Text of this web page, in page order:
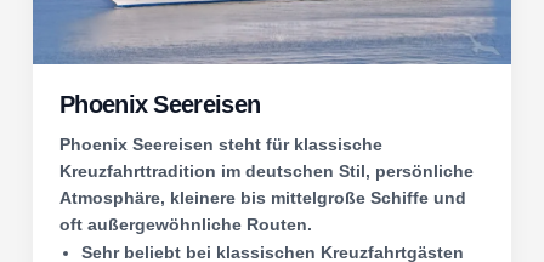
Phoenix Seereisen
Phoenix Seereisen steht für klassische
Kreuzfahrttradition im deutschen Stil, persönliche
Atmosphäre, kleinere bis mittelgroße Schiffe und
oft außergewöhnliche Routen.
Sehr beliebt bei klassischen Kreuzfahrtgästen